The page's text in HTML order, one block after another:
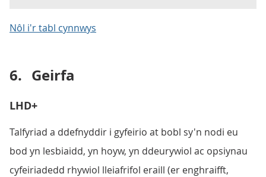
Nôl i'r tabl cynnwys
6. Geirfa
LHD+
Talfyriad a ddefnyddir i gyfeirio at bobl sy'n nodi eu
bod yn lesbiaidd, yn hoyw, yn ddeurywiol ac opsiynau
cyfeiriadedd rhywiol lleiafrifol eraill (er enghraifft,